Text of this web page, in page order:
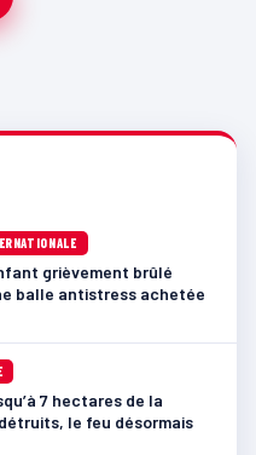
grièvement brûlé
balle antistress achetée
7 hectares de la
le feu désormais